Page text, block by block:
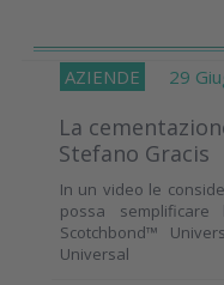
AZIENDE 29
La
Stefano Gracis
In un video le
possa semplificare
Scotchbond™
Universal